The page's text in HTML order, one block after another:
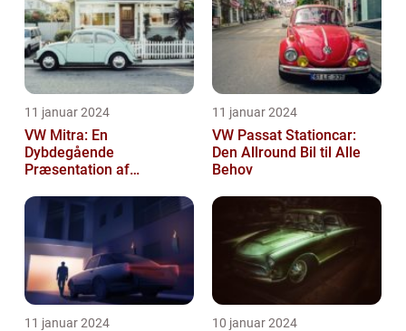
11 januar 2024
VW Mitra: En
Dybdegående
Præsentation af
Familiebil
11 januar 2024
VW Passat Stationcar:
Den Allround Bil til Alle
Behov
11 januar 2024 10 januar 2024